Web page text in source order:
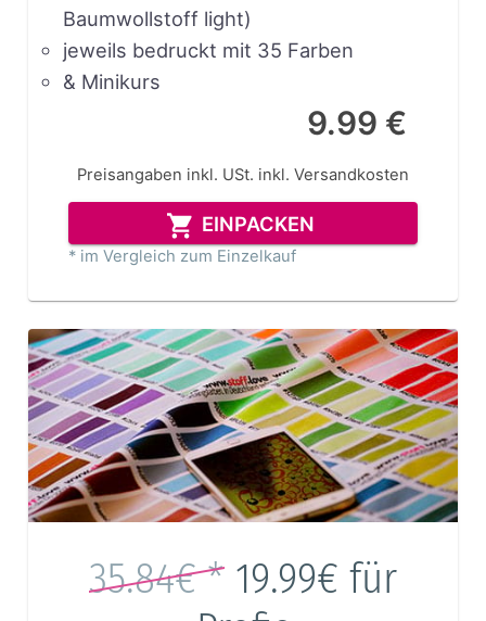
Baumwollstoff light)
jeweils bedruckt mit 35 Farben
& Minikurs
9.99 €
Preisangaben inkl. USt. inkl. Versandkosten
EINPACKEN
* im Vergleich zum Einzelkauf
35.84€ * 19.99€ für